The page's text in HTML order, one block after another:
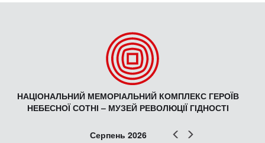
НАЦІОНАЛЬНИЙ МЕМОРІАЛЬНИЙ КОМПЛЕКС ГЕРОЇВ
НЕБЕСНОЇ СОТНІ – МУЗЕЙ РЕВОЛЮЦІЇ ГІДНОСТІ
Попер
Серпень 2026